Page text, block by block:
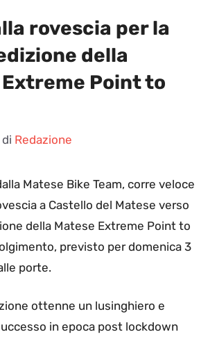
rovescia per la
della
Point to
di Redazione
Matese Bike Team, corre veloce
a Castello del Matese verso
della Matese Extreme Point to
previsto per domenica 3
porte.
ottenne un lusinghiero e
in epoca post lockdown